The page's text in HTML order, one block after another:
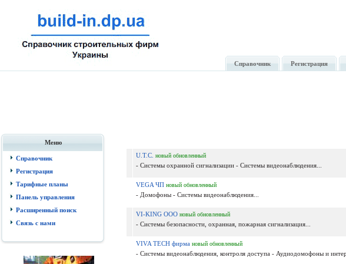
Справочник Регистрация
Меню
Справочник
Регистрация
Тарифные планы
Панель управления
Расширенный поиск
Связь с нами
U.T.C. новый обновленный
- Системы охранной сигнализации - Системы видеонаблюдения...
VEGA ЧП новый обновленный
- Домофоны - Системы видеонаблюдения...
VI-KING ООО новый обновленный
- Системы безопасности, охранная, пожарная сигнализация...
VIVA TECH фирма новый обновленный
- Системы видеонаблюдения, контроля доступа - Аудиодомофоны и